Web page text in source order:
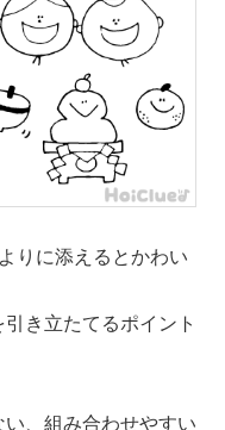
りに添えるとかわい
き立たてるポイント
、組み合わせやすい